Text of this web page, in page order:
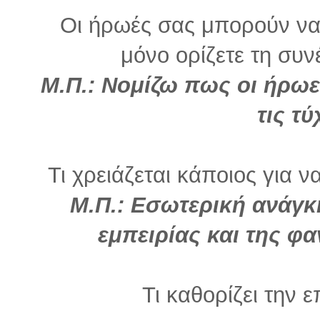
Οι ήρωές σας μπορούν να
μόνο ορίζετε τη
Μ.Π.: Νομίζω πως οι
τις
Τι χρειάζεται κάποιος για
Μ.Π.: Εσωτερική
εμπειρίας και της
Τι καθορίζει την